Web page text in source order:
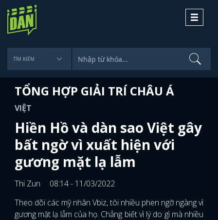
Toggle
TỔNG HỢP GIẢI TRÍ CHÂU Á
VIỆT
Hiền Hồ và dàn sao Việt gây
bất ngờ vì xuất hiện với
gương mặt lạ lẫm
Thi Zun
08:14 - 11/03/2022
Theo dõi các mỹ nhân Vbiz, tôi nhiều phen ngỡ ngàng vì
gương mặt lạ lẫm của họ. Chẳng biết vì lý do gì mà nhiều